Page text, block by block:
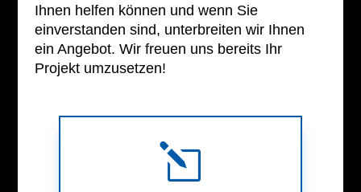
Ihnen helfen können und wenn Sie
einverstanden sind, unterbreiten wir Ihnen
ein Angebot. Wir freuen uns bereits Ihr
Projekt umzusetzen!
l